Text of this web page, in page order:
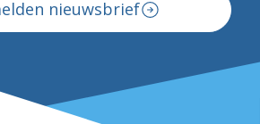
nieuwsbrief